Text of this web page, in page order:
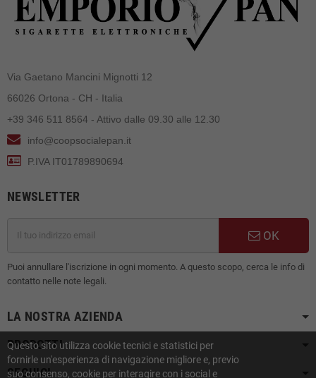
Via Gaetano Mancini Mignotti 12
66026 Ortona - CH - Italia
+39 346 511 8564 - Attivo dalle 09.30 alle 12.30
info@coopsocialepan.it
P.IVA IT01789890694
NEWSLETTER
OK
Puoi annullare l'iscrizione in ogni momento. A questo scopo, cerca le info di
contatto nelle note legali.
LA NOSTRA AZIENDA
PRODOTTI
SEGUICI
Questo sito utilizza cookie tecnici e statistici per
fornirle un'esperienza di navigazione migliore e, previo
suo consenso, cookie per interagire con i social e